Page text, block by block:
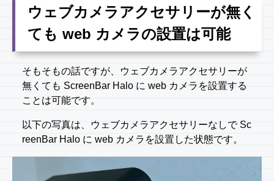
ウェブカメラアクセサリーが無く
ても web カメラの設置は可能
そもそもの話ですが、ウェブカメラアクセサリーが
無くても ScreenBar Halo に web カメラを設置する
ことは可能です。
以下の写真は、ウェブカメラアクセサリーなしで Sc
reenBar Halo に web カメラを設置した状態です。